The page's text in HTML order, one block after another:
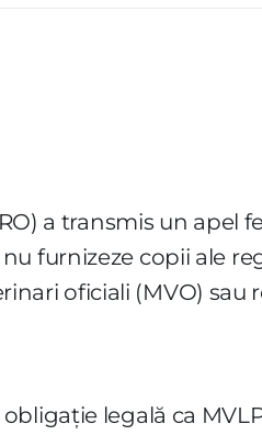
a transmis un apel
furnizeze copii ale
oficiali (MVO) sau
legală ca